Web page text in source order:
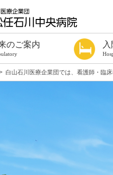
のご案内
予約
ちの方
ちの方（過去に受診したことのある方
伴う検査を受ける方へ
ニオン外来
センター
窓口
っこり 入院の手続
入院の準備
手術や出血
個室のご案
病棟設備
入院中の生
入院中のお
お見舞い・
入院費用に
退院につい
相談窓口
施設案内
医療安全対
感染防止対
当院を受診
入院のご案
白山石川医療企業団では、看護師・臨